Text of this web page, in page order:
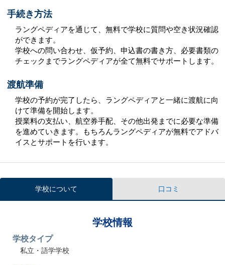
手続き方法
ラングペディアを通じて、無料で学校に質問や空き状況確認
ができます。
学校への問い合わせ、仮予約、申込書の書き方、必要書類の
チェックまでラングペディアが全て無料でサポートします。
渡航準備
学校の予約が完了したら、ラングペディアと一緒に渡航に向
けて準備を開始します。
授業料の支払い、航空券手配、その他出発までに必要な準備
を進めていきます。もちろんラングペディアが無料でアドバ
イスとサポートを行います。
学校について 口コミ
学校情報
学校タイプ
私立・語学学校